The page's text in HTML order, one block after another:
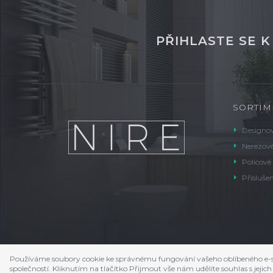
PŘIHLASTE SE
Policové
Používáme soubory cookie ke správnému fungování vašeho oblíbeného
společností. Kliknutím na tlačítko Přijmout vše nám udělíte souhlas s